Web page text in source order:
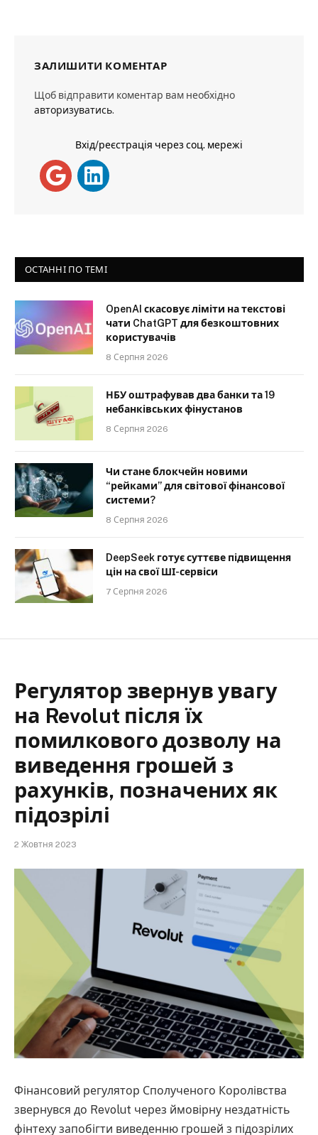
ЗАЛИШИТИ КОМЕНТАР
Щоб відправити коментар вам необхідно
авторизуватись.
Вхід/реєстрація через соц. мережі
ОСТАННІ ПО ТЕМІ
OpenAI скасовує ліміти на текстові
чати ChatGPT для безкоштовних
користувачів
8 Серпня 2026
НБУ оштрафував два банки та 19
небанківських фінустанов
8 Серпня 2026
Чи стане блокчейн новими
“рейками” для світової фінансової
системи?
8 Серпня 2026
DeepSeek готує суттєве підвищення
цін на свої ШІ-сервіси
7 Серпня 2026
Регулятор звернув увагу
на Revolut після їх
помилкового дозволу на
виведення грошей з
рахунків, позначених як
підозрілі
2 Жовтня 2023
Фінансовий регулятор Сполученого Королівства
звернувся до Revolut через ймовірну нездатність
фінтеху запобігти виведенню грошей з підозрілих